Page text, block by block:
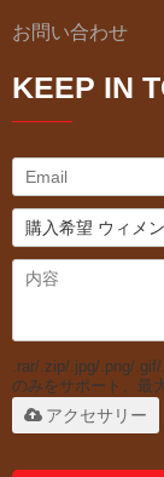
お問い合わせ
KEEP IN
.rar/.zip/.jpg/.png/
のみをサポート、最
アクセサリー